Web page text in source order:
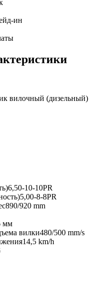
ин
вилочный (дизельный)
6,50-10-10PR
5,00-8-8PR
890/920 mm
мм
вилки480/500 mm/s
14,5 km/h